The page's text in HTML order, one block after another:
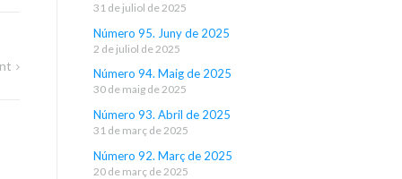
31 de juliol de 2025
Número 95. Juny de 2025
2 de juliol de 2025
Número 94. Maig de 2025
30 de maig de 2025
Número 93. Abril de 2025
31 de març de 2025
Número 92. Març de 2025
20 de març de 2025